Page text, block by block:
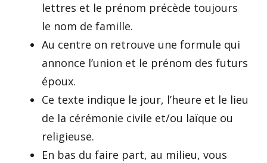
lettres et le prénom précède toujours
le nom de famille.
Au centre on retrouve une formule qui
annonce l’union et le prénom des futurs
époux.
Ce texte indique le jour, l’heure et le lieu
de la cérémonie civile et/ou laïque ou
religieuse.
En bas du faire part, au milieu, vous